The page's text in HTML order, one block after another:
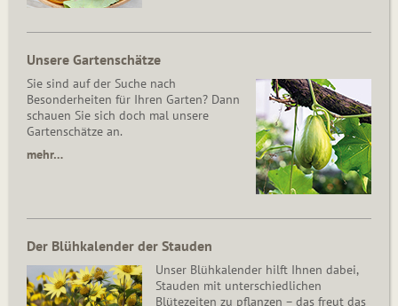
Unsere Gartenschätze
Sie sind auf der Suche nach
Besonderheiten für Ihren Garten? Dann
schauen Sie sich doch mal unsere
Gartenschätze an.
mehr…
Der Blühkalender der Stauden
Unser Blühkalender hilft Ihnen dabei,
Stauden mit unterschiedlichen
Blütezeiten zu pflanzen – das freut das